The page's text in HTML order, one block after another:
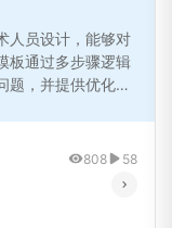
人员设计，能够对
板通过多步骤逻辑
题，并提供优化建
语言流畅、信息
迭代功能，确保输
808 58